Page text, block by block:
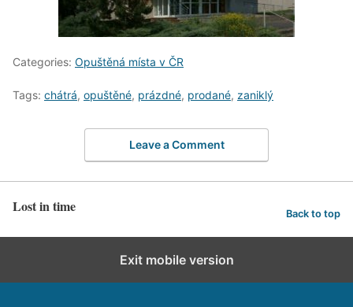
Categories: Opuštěná místa v ČR
Tags: chátrá, opuštěné, prázdné, prodané, zaniklý
Leave a Comment
Lost in time Back to top
Exit mobile version